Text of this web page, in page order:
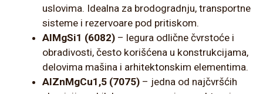
uslovima. Idealna za brodogradnju, transportne
sisteme i rezervoare pod pritiskom.
AlMgSi1 (6082) – legura odlične čvrstoće i
obradivosti, često korišćena u konstrukcijama,
delovima mašina i arhitektonskim elementima.
AlZnMgCu1,5 (7075) – jedna od najčvršćih